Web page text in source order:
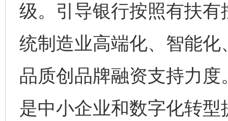
级。引导银行按照有扶
统制造业高端化、智能
品质创品牌融资支持力
是中小企业和数字化转